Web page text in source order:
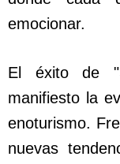
emocionar.
El éxito de
manifiesto la
enoturismo.
nuevas